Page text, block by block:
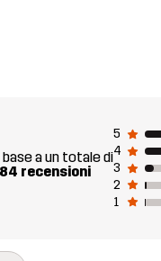
base a un totale di
recensioni
5
4
3
2
1